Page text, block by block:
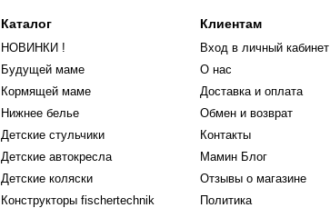
Каталог
НОВИНКИ !
Будущей маме
Кормящей маме
Нижнее белье
Детские стульчики
Детские автокресла
Детские коляски
Конструкторы fischertechnik
Клиентам
Вход в личный кабинет
О нас
Доставка и оплата
Обмен и возврат
Контакты
Мамин Блог
Отзывы о магазине
Политика